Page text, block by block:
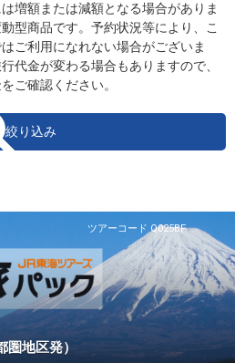
増額または減額となる場合がありま
型商品です。予約状況等により、こ
ご利用になれない場合がございま
代金が変わる場合もありますので、
ご確認ください。
絞り込み
ツアーコード Q025BF
地区発）